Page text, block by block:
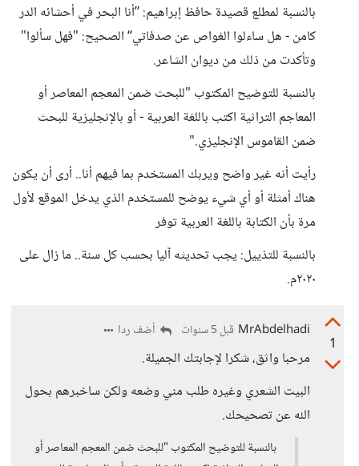
بالنسبة لمطلع قصيدة حافظ إبراهيم: ”أنا البحر في أحشائه الدر
كامن - هل ساءلوا الغواص عن صدفاتي“ الصحيح: "فهل سألوا"
وتأكدت من ذلك من ديوان الشاعر.
بالنسبة للتوضيح المكتوب "للبحث ضمن المعجم المعاصر أو
المعاجم التراثية اكتب باللغة العربية - أو بالإنجليزية للبحث
ضمن القاموس الإنجليزي."
رأيت أنه غير واضح ويربك المستخدم بما فيهم أنا.. أرى أن يكون
هناك أمثلة أو أي شيء يوضح للمستخدم الذي يدخل الموقع لأول
مرة بأن الكتابة باللغة العربية توفر
بالنسبة للتذييل: يجب تحديثه آليا بحسب كل سنة.. ما زال على
٢٠٢٠م.
1
MrAbdelhadi قبل 5 سنوات أضف ردا
مرحبا واثق، شكرا لإجابتك الجميلة.
البيت الشعري وغيره طلب مني وضعه ولكن ساخبرهم بحول
الله عن تصحيحك.
بالنسبة للتوضيح المكتوب "للبحث ضمن المعجم المعاصر أو